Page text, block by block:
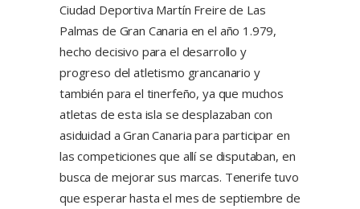
Ciudad Deportiva Martín Freire de Las
Palmas de Gran Canaria en el año 1.979,
hecho decisivo para el desarrollo y
progreso del atletismo grancanario y
también para el tinerfeño, ya que muchos
atletas de esta isla se desplazaban con
asiduidad a Gran Canaria para participar en
las competiciones que allí se disputaban, en
busca de mejorar sus marcas. Tenerife tuvo
que esperar hasta el mes de septiembre de